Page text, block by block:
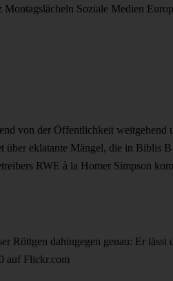
Montagslächeln Soziale Medien
von der Öffentlichkeit weitgehend
eklatante Mängel, die in Biblis
RWE à la Homer Simpson
Röttgen dahingegen genau: Er
auf Flickr.com